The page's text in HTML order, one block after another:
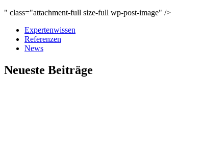
" class="attachment-full size-full wp-post-image" />
Expertenwissen
Referenzen
News
Neueste Beiträge